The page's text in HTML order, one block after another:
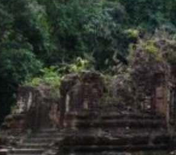
+ Laos
+ Vietnam
?
voyage
le départ : conseils & FAQ
partenaires
restaurants
et climat